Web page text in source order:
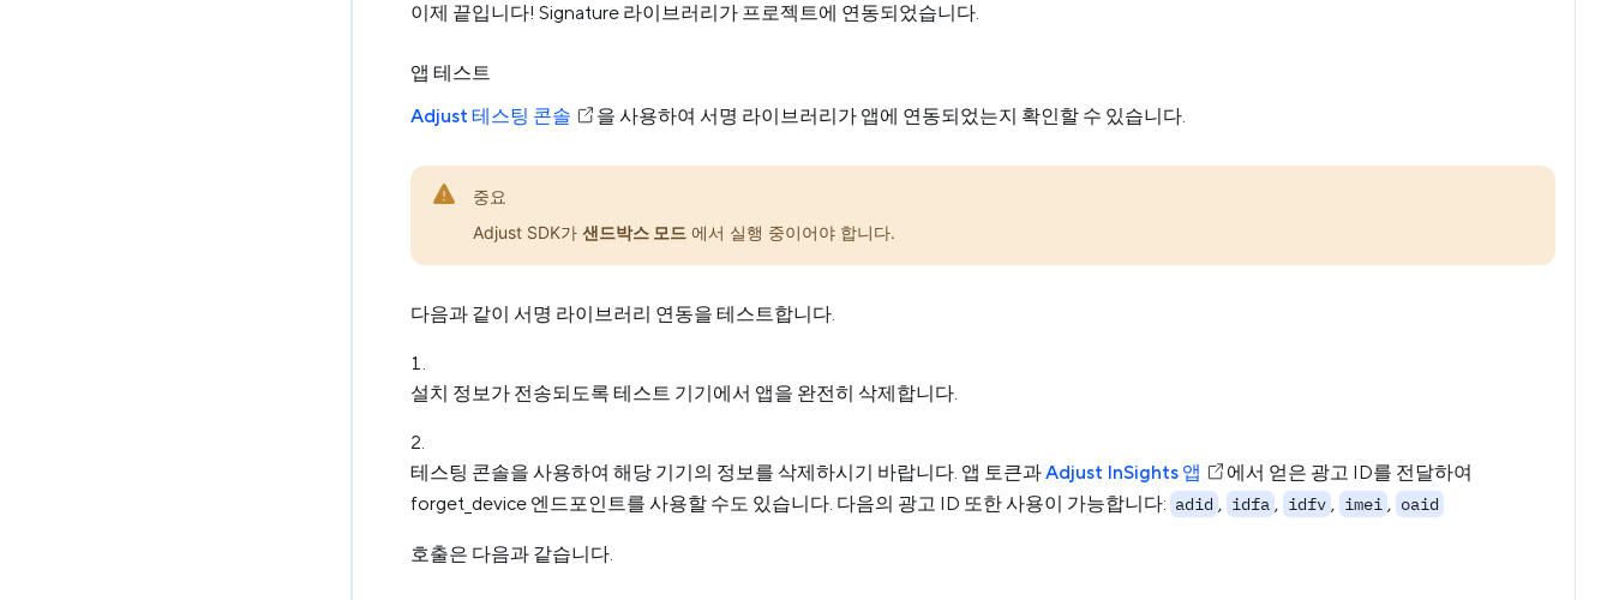
이제 끝입니다! Signature 라이브러리가 프로젝트에 연동되었습니다.
앱 테스트
Adjust 테스팅 콘솔
을 사용하여 서명 라이브러리가 앱에 연동되었는지 확인할 수 있습니다.
중요
Adjust SDK가 샌드박스 모드 에서 실행 중이어야 합니다.
다음과 같이 서명 라이브러리 연동을 테스트합니다.
설치 정보가 전송되도록 테스트 기기에서 앱을 완전히 삭제합니다.
테스팅 콘솔을 사용하여 해당 기기의 정보를 삭제하시기 바랍니다. 앱 토큰과Adjust InSights 앱
에서 얻은 광고 ID를 전달하여
forget_device 엔드포인트를 사용할 수도 있습니다. 다음의 광고 ID 또한 사용이 가능합니다: adid , idfa , idfv , imei , oaid
호출은 다음과 같습니다.